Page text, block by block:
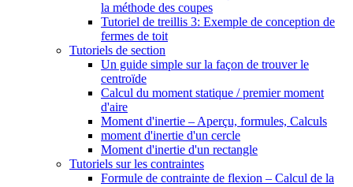
la méthode des coupes
Tutoriel de treillis 3: Exemple de conception de
fermes de toit
Tutoriels de section
Un guide simple sur la façon de trouver le
centroïde
Calcul du moment statique / premier moment
d'aire
Moment d'inertie – Aperçu, formules, Calculs
moment d'inertie d'un cercle
Moment d'inertie d'un rectangle
Tutoriels sur les contraintes
Formule de contrainte de flexion – Calcul de la